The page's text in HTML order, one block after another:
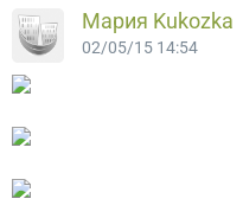
Мария Kukozka
02/05/15 14:54